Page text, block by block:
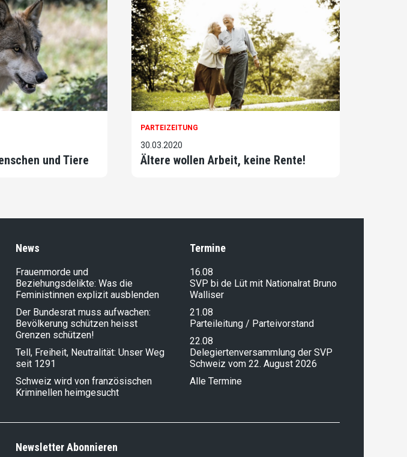
und Tiere
PARTEIZEITUNG
30.03.2020
Ältere wollen Arbeit, keine Rente!
News
Frauenmorde und
Beziehungsdelikte: Was die
Feministinnen explizit ausblenden
Der Bundesrat muss aufwachen:
Bevölkerung schützen heisst
Grenzen schützen!
Tell, Freiheit, Neutralität: Unser Weg
seit 1291
Schweiz wird von französischen
Kriminellen heimgesucht
Termine
16.08
SVP bi de Lüt mit Nationalrat Bruno
Walliser
21.08
Parteileitung / Parteivorstand
22.08
Delegiertenversammlung der SVP
Schweiz vom 22. August 2026
Alle Termine
Newsletter Abonnieren